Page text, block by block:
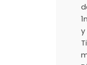
y